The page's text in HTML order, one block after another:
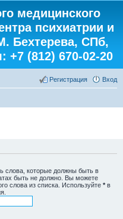
медицинского
психиатрии и
Бехтерева, СПб,
+7 (812) 670-02-20
Вход
Регистрация
слова, которые должны быть в
быть не должно. Вы можете
слова из списка. Используйте * в